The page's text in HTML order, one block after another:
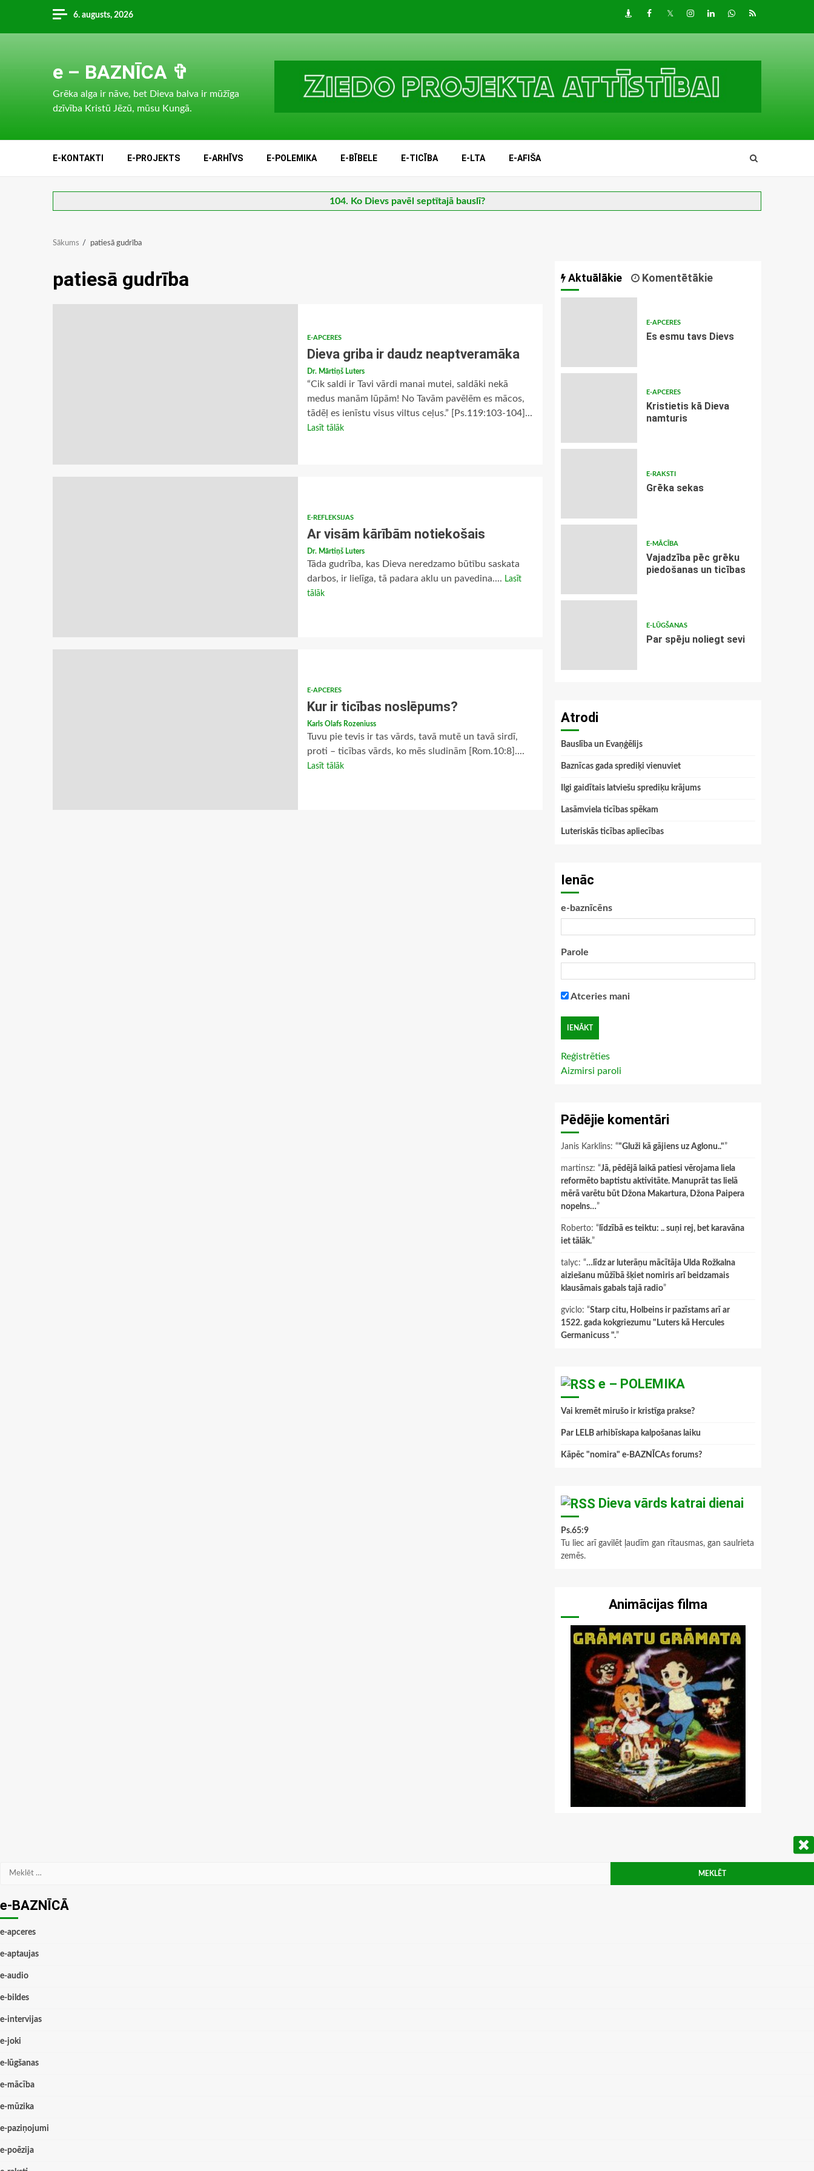
content
6. augusts, 2026 DraugiemFacebook
TwitterInstagram
LinkedInwhatsapp
RSS
e – BAZNĪCA ✞
Grēka alga ir nāve, bet Dieva balva ir mūžīga
dzīvība Kristū Jēzū, mūsu Kungā.
E-KONTAKTI E-PROJEKTS E-ARHĪVS E-POLEMIKA E-BĪBELE E-TICĪBA E-LTA E-AFIŠA
104. Ko Dievs pavēl septītajā bauslī?
Sākums patiesā gudrība
patiesā gudrība
E-APCERES
Dieva griba ir daudz neaptveramāka
Dr. Mārtiņš Luters
“Cik saldi ir Tavi vārdi manai mutei, saldāki nekā
medus manām lūpām! No Tavām pavēlēm es mācos,
tādēļ es ienīstu visus viltus ceļus.” [Ps.119:103-104]...
Lasīt tālāk
E-REFLEKSIJAS
Ar visām kārībām notiekošais
Dr. Mārtiņš Luters
Tāda gudrība, kas Dieva neredzamo būtību saskata
darbos, ir lielīga, tā padara aklu un pavedina.... Lasīt
tālāk
E-APCERES
Kur ir ticības noslēpums?
Karls Olafs Rozeniuss
Tuvu pie tevis ir tas vārds, tavā mutē un tavā sirdī,
proti – ticības vārds, ko mēs sludinām [Rom.10:8]....
Lasīt tālāk
Aktuālākie Komentētākie
E-APCERES
Es esmu tavs Dievs
E-APCERES
Kristietis kā Dieva
namturis
E-RAKSTI
Grēka sekas
E-MĀCĪBA
Vajadzība pēc grēku
piedošanas un ticības
E-LŪGŠANAS
Par spēju noliegt sevi
Atrodi
Bauslība un Evaņģēlijs
Baznīcas gada sprediķi vienuviet
Ilgi gaidītais latviešu sprediķu krājums
Lasāmviela ticības spēkam
Luteriskās ticības apliecības
Ienāc
e-baznīcēns
Parole
Atceries mani
Reģistrēties
Aizmirsi paroli
Pēdējie komentāri
Janis Karklins: “"Gluži kā gājiens uz Aglonu.."”
martinsz: “Jā, pēdējā laikā patiesi vērojama liela
reformēto baptistu aktivitāte. Manuprāt tas lielā
mērā varētu būt Džona Makartura, Džona Paipera
nopelns…”
Roberto: “ līdzībā es teiktu: .. suņi rej, bet karavāna
iet tālāk.”
talyc: “…līdz ar luterāņu mācītāja Ulda Rožkalna
aiziešanu mūžībā šķiet nomiris arī beidzamais
klausāmais gabals tajā radio”
gviclo: “Starp citu, Holbeins ir pazīstams arī ar
1522. gada kokgriezumu "Luters kā Hercules
Germanicuss ".”
e – POLEMIKA
Vai kremēt mirušo ir kristīga prakse?
Par LELB arhibīskapa kalpošanas laiku
Kāpēc "nomira" e-BAZNĪCAs forums?
Dieva vārds katrai dienai
Ps.65:9
Tu liec arī gavilēt ļaudīm gan rītausmas, gan saulrieta
zemēs.
Animācijas filma
Meklēt:
e-BAZNĪCĀ
e-apceres
e-aptaujas
e-audio
e-bildes
e-intervijas
e-joki
e-lūgšanas
e-mācība
e-mūzika
e-paziņojumi
e-poēzija